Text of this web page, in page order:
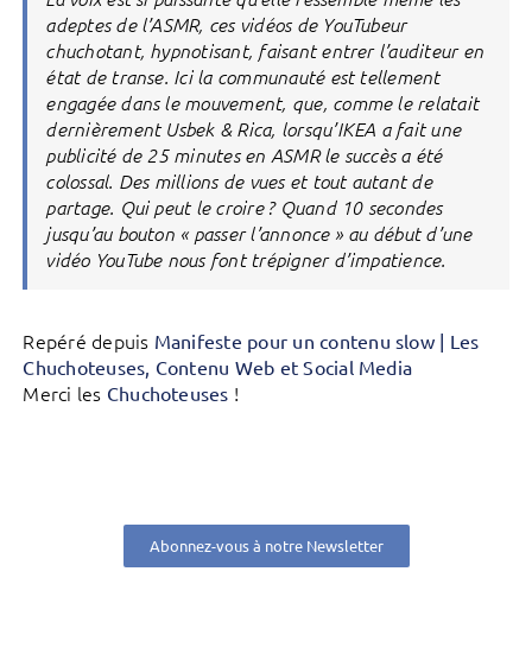
adeptes de l’ASMR, ces vidéos de YouTubeur
chuchotant, hypnotisant, faisant entrer l’auditeur en
état de transe. Ici la communauté est tellement
engagée dans le mouvement, que, comme le relatait
dernièrement Usbek & Rica, lorsqu’IKEA a fait une
publicité de 25 minutes en ASMR le succès a été
colossal. Des millions de vues et tout autant de
partage. Qui peut le croire ? Quand 10 secondes
jusqu’au bouton « passer l’annonce » au début d’une
vidéo YouTube nous font trépigner d’impatience.
Repéré depuis Manifeste pour un contenu slow | Les
Chuchoteuses, Contenu Web et Social Media
Merci les Chuchoteuses !
Abonnez-vous à notre Newsletter